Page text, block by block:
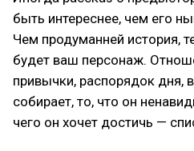
быть интереснее, чем его
Чем продуманней история,
будет ваш персонаж.
привычки, распорядок дня,
собирает, то, что он
чего он хочет достичь —